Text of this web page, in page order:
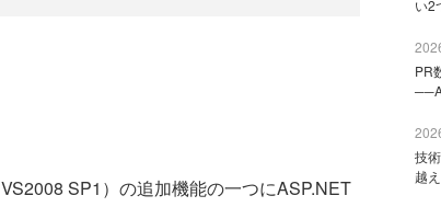
SP1）の追加機能の一つにASP.NET
い2
PR
技
越